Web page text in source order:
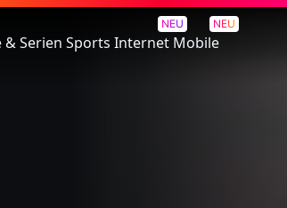
& Serien Sports
NEU
Internet
NEU
Mobile
Sei Gott